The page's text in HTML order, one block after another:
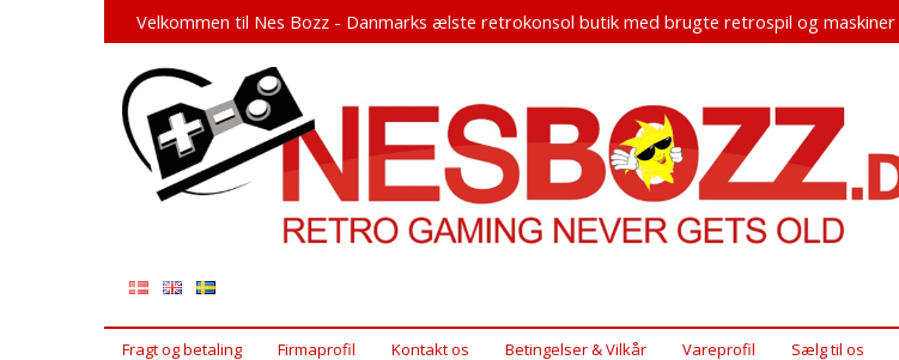
Velkommen til Nes Bozz - Danmarks ælste retrokonsol butik med brugte retrospil og maskiner
Fragt og betaling Firmaprofil Kontakt os Betingelser & Vilkår Vareprofil Sælg til os